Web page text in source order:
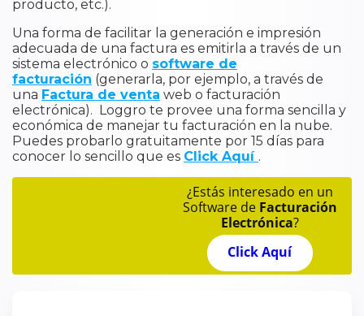
producto, etc.).
Una forma de facilitar la generación e impresión
adecuada de una factura es emitirla a través de un
sistema electrónico o software de
facturación (generarla, por ejemplo, a través de
una Factura de venta web o facturación
electrónica). Loggro te provee una forma sencilla y
económica de manejar tu facturación en la nube.
Puedes probarlo gratuitamente por 15 días para
conocer lo sencillo que es Click Aquí .
¿Estás interesado en un
Software de Facturación
Electrónica?
Click Aquí